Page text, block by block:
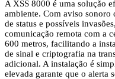
A XSS 8000 é uma solução
ambiente. Com aviso sonoro
de status e possíveis
comunicação remota com a
600 metros, facilitando a
de sinal e criptografia na
adicional. A instalação é
elevada garante que o alerta